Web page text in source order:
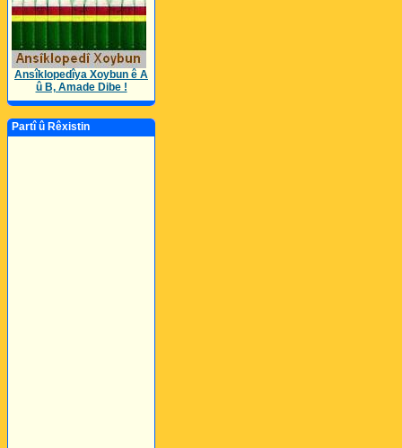
Ansîklopedîya Xoybun ê A
û B, Amade Dibe !
Partî û Rêxistin